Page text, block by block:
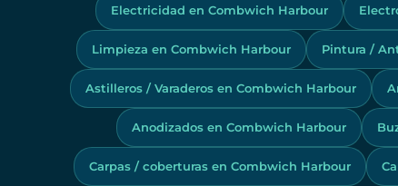
Electricidad en Combwich Harbour
Limpieza en Combwich Harbour Pintura /
Astilleros / Varaderos en Combwich Harbour
Anodizados en Combwich Harbour
Carpas / coberturas en Combwich Harbour